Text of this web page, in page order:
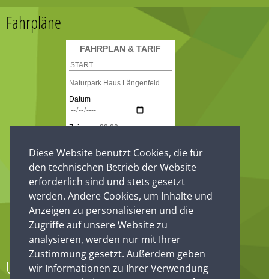
Diese Website benutzt Cookies, die für
den technischen Betrieb der Website
erforderlich sind und stets gesetzt
werden. Andere Cookies, um Inhalte und
Anzeigen zu personalisieren und die
Zugriffe auf unsere Website zu
analysieren, werden nur mit Ihrer
Zustimmung gesetzt. Außerdem geben
wir Informationen zu Ihrer Verwendung
Fahrpläne
Unsere Partner